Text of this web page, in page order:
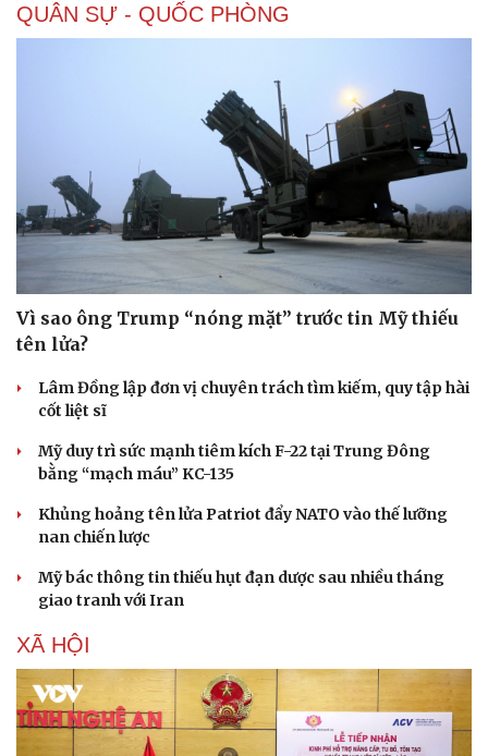
QUÂN SỰ - QUỐC PHÒNG
Vì sao ông Trump “nóng mặt” trước tin Mỹ thiếu
tên lửa?
Lâm Đồng lập đơn vị chuyên trách tìm kiếm, quy tập hài
cốt liệt sĩ
Mỹ duy trì sức mạnh tiêm kích F-22 tại Trung Đông
bằng “mạch máu” KC-135
Khủng hoảng tên lửa Patriot đẩy NATO vào thế lưỡng
nan chiến lược
Mỹ bác thông tin thiếu hụt đạn dược sau nhiều tháng
giao tranh với Iran
XÃ HỘI